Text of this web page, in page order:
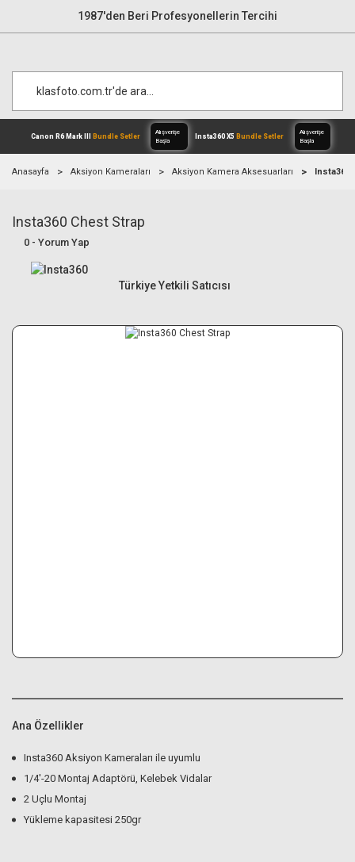
1987'den Beri Profesyonellerin Tercihi
Canon R6 Mark III
Anasayfa Aksiyon Kameraları Aksiyon Kamera Aksesuarları Insta360
Insta360 Chest Strap
0 - Yorum Yap
Türkiye Yetkili Satıcısı
Ana Özellikler
Insta360 Aksiyon Kameraları ile uyumlu
1/4'-20 Montaj Adaptörü, Kelebek Vidalar
2 Uçlu Montaj
Yükleme kapasitesi 250gr